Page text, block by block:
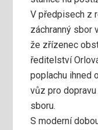
V předpisech z
záchranný sbor
že zřízenec
ředitelství
poplachu ihned
vůz pro
sboru.
S moderní